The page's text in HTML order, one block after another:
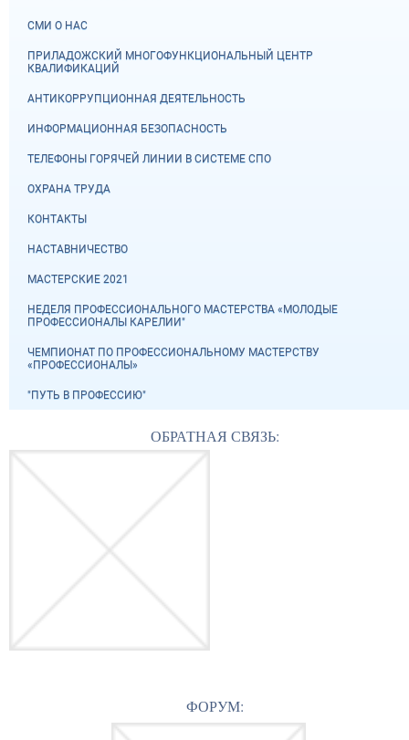
СМИ О НАС
ПРИЛАДОЖСКИЙ МНОГОФУНКЦИОНАЛЬНЫЙ ЦЕНТР
КВАЛИФИКАЦИЙ
АНТИКОРРУПЦИОННАЯ ДЕЯТЕЛЬНОСТЬ
ИНФОРМАЦИОННАЯ БЕЗОПАСНОСТЬ
ТЕЛЕФОНЫ ГОРЯЧЕЙ ЛИНИИ В СИСТЕМЕ СПО
ОХРАНА ТРУДА
КОНТАКТЫ
НАСТАВНИЧЕСТВО
МАСТЕРСКИЕ 2021
НЕДЕЛЯ ПРОФЕССИОНАЛЬНОГО МАСТЕРСТВА «МОЛОДЫЕ
ПРОФЕССИОНАЛЫ КАРЕЛИИ"
ЧЕМПИОНАТ ПО ПРОФЕССИОНАЛЬНОМУ МАСТЕРСТВУ
«ПРОФЕССИОНАЛЫ»
"ПУТЬ В ПРОФЕССИЮ"
ОБРАТНАЯ СВЯЗЬ:
ФОРУМ: